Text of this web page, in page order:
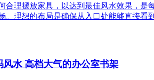
合理摆放家具，以达到最佳风水效果，
。理想的布局是确保从入口处能够直接
水 高档大气的办公室书架